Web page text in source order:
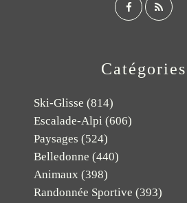
Catégories
Ski-Glisse (814)
Escalade-Alpi (606)
Paysages (524)
Belledonne (440)
Animaux (398)
Randonnée Sportive (393)